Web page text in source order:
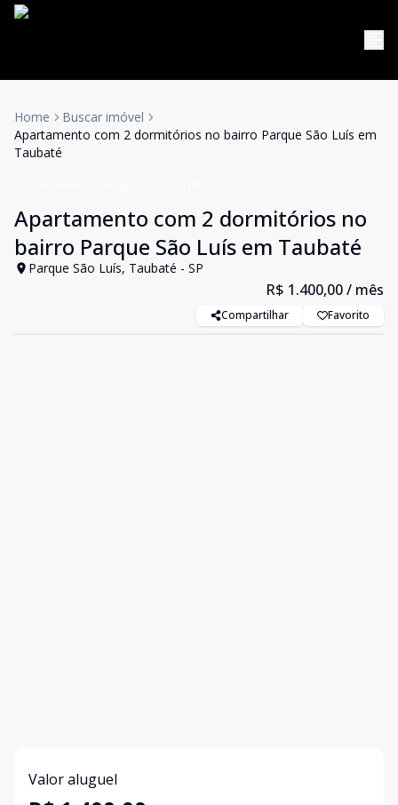
Home
Buscar imóvel
Apartamento com 2 dormitórios no bairro Parque São Luís em
Taubaté
Apartamento com 2 dormitórios no
bairro Parque São Luís em Taubaté
Parque São Luís, Taubaté - SP
R$ 1.400,00/ mês
Compartilhar Favorito
Valor aluguel